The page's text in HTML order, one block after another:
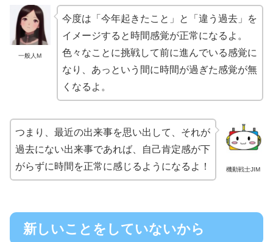
一般人M
今度は「今年起きたこと」と「違う過去」を
イメージすると時間感覚が正常になるよ。
色々なことに挑戦して前に進んでいる感覚に
なり、あっという間に時間が過ぎた感覚が無
くなるよ。
機動戦士JIM
つまり、最近の出来事を思い出して、それが
過去にない出来事であれば、自己肯定感が下
がらずに時間を正常に感じるようになるよ！
新しいことをしていないから